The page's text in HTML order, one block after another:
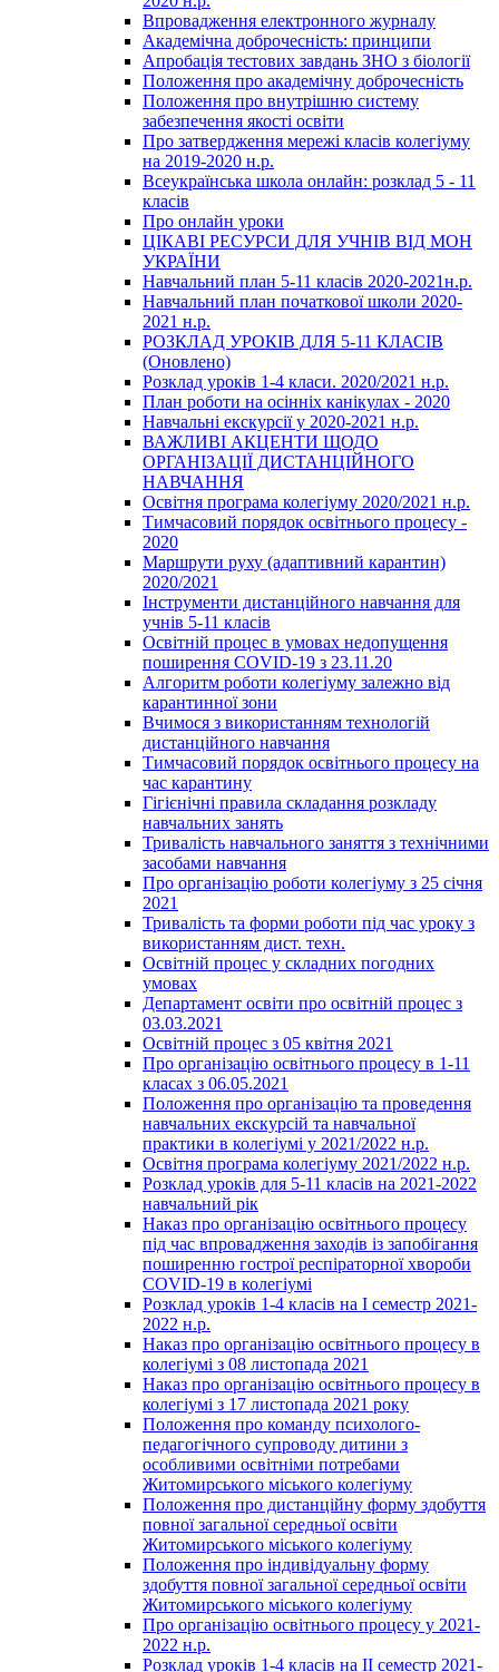
Впровадження електронного журналу
Академічна доброчесність: принципи
Апробація тестових завдань ЗНО з біології
Положення про академічну доброчесність
Положення про внутрішню систему
забезпечення якості освіти
Про затвердження мережі класів колегіуму
на 2019-2020 н.р.
Всеукраїнська школа онлайн: розклад 5 - 11
класів
Про онлайн уроки
ЦІКАВІ РЕСУРСИ ДЛЯ УЧНІВ ВІД МОН
УКРАЇНИ
Навчальний план 5-11 класів 2020-2021н.р.
Навчальний план початкової школи 2020-
2021 н.р.
РОЗКЛАД УРОКІВ ДЛЯ 5-11 КЛАСІВ
(Оновлено)
Розклад уроків 1-4 класи. 2020/2021 н.р.
План роботи на осінніх канікулах - 2020
Навчальні екскурсії у 2020-2021 н.р.
ВАЖЛИВІ АКЦЕНТИ ЩОДО
ОРГАНІЗАЦІЇ ДИСТАНЦІЙНОГО
НАВЧАННЯ
Освітня програма колегіуму 2020/2021 н.р.
Тимчасовий порядок освітнього процесу -
2020
Маршрути руху (адаптивний карантин)
2020/2021
Інструменти дистанційного навчання для
учнів 5-11 класів
Освітній процес в умовах недопущення
поширення COVID-19 з 23.11.20
Алгоритм роботи колегіуму залежно від
карантинної зони
Вчимося з використанням технологій
дистанційного навчання
Тимчасовий порядок освітнього процесу на
час карантину
Гігієнічні правила складання розкладу
навчальних занять
Тривалість навчального заняття з технічними
засобами навчання
Про організацію роботи колегіуму з 25 січня
2021
Тривалість та форми роботи під час уроку з
використанням дист. техн.
Освітній процес у складних погодних
умовах
Департамент освіти про освітній процес з
03.03.2021
Освітній процес з 05 квітня 2021
Про організацію освітнього процесу в 1-11
класах з 06.05.2021
Положення про організацію та проведення
навчальних екскурсій та навчальної
практики в колегіумі у 2021/2022 н.р.
Освітня програма колегіуму 2021/2022 н.р.
Розклад уроків для 5-11 класів на 2021-2022
навчальний рік
Наказ про організацію освітнього процесу
під час впровадження заходів із запобігання
поширенню гострої респіраторної хвороби
COVID-19 в колегіумі
Розклад уроків 1-4 класів на І семестр 2021-
2022 н.р.
Наказ про організацію освітнього процесу в
колегіумі з 08 листопада 2021
Наказ про організацію освітнього процесу в
колегіумі з 17 листопада 2021 року
Положення про команду психолого-
педагогічного супроводу дитини з
особливими освітніми потребами
Житомирського міського колегіуму
Положення про дистанційну форму здобуття
повної загальної середньої освіти
Житомирського міського колегіуму
Положення про індивідуальну форму
здобуття повної загальної середньої освіти
Житомирського міського колегіуму
Про організацію освітнього процесу у 2021-
2022 н.р.
Розклад уроків 1-4 класів на ІІ семестр 2021-